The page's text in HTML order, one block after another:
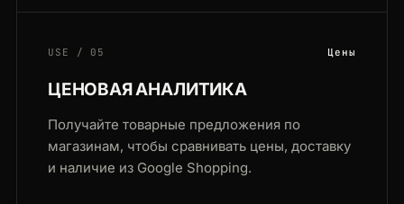
USE / 05 Цены
ЦЕНОВАЯ АНАЛИТИКА
Получайте товарные предложения по
магазинам, чтобы сравнивать цены, доставку
и наличие из Google Shopping.